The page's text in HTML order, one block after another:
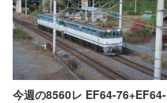
今週の8560レ EF64-76+EF64-